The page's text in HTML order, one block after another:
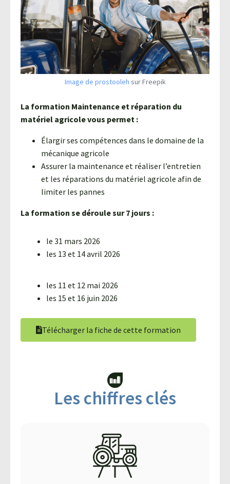
Image de prostooleh sur Freepik
La formation Maintenance et réparation du
matériel agricole vous permet :
Élargir ses compétences dans le domaine de la
mécanique agricole
Assurer la maintenance et réaliser l’entretien
et les réparations du matériel agricole afin de
limiter les pannes
La formation se déroule sur 7 jours :
le 31 mars 2026
les 13 et 14 avril 2026
les 11 et 12 mai 2026
les 15 et 16 juin 2026
Télécharger la fiche de cette formation
Les chiffres clés​